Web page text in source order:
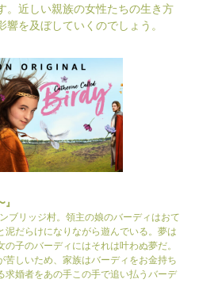
。近しい親族の女性たちの生き方
を及ぼしていくのでしょう。
ブリッジ村。領主の娘のバーディはおて
泥だらけになりながら遊んでいる。夢は
子のバーディにはそれは叶わぬ夢だ。
苦しいため、家族はバーディをお金持ち
求婚者をあの手この手で追い払うバーデ